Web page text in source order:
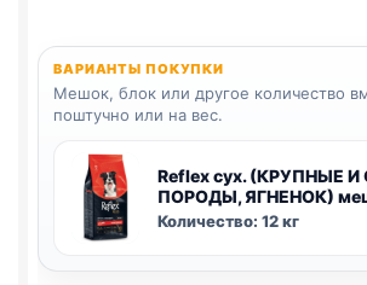
ВАРИАНТЫ ПОКУПКИ
Мешок, блок или другое количество
поштучно или на вес.
Reflex сух. (КРУПНЫЕ
ПОРОДЫ, ЯГНЕНОК)
Количество: 12 кг